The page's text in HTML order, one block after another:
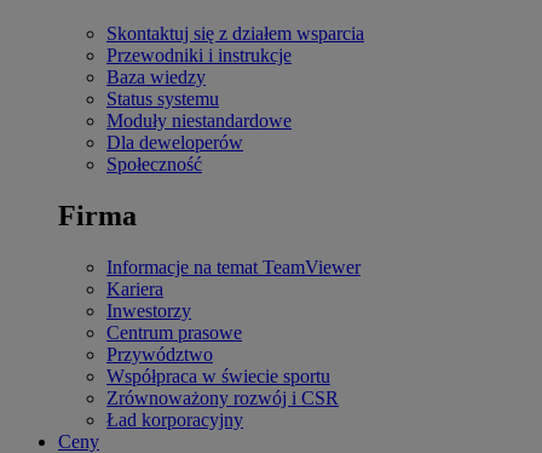
Skontaktuj się z działem wsparcia
Przewodniki i instrukcje
Baza wiedzy
Status systemu
Moduły niestandardowe
Dla deweloperów
Społeczność
Firma
Informacje na temat TeamViewer
Kariera
Inwestorzy
Centrum prasowe
Przywództwo
Współpraca w świecie sportu
Zrównoważony rozwój i CSR
Ład korporacyjny
Ceny